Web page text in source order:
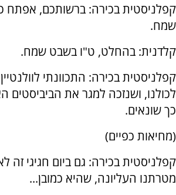
קפלניסטית בכירה: ברשותכם, אפתח
שמח.
קלדנית: בהחלט, ט"ו בשבט שמח.
קפלניסטית בכירה: התכוונתי
לכולנו, ושנזכה למגר את הביביסטים
כך שונאים.
(מחיאות כפיים)
קפלניסטית בכירה: גם ביום חגיגי זה
מטרתנו העליונה, שהיא כמובן...